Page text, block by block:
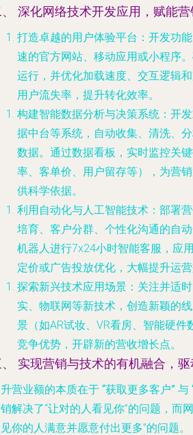
深化网络技术开发应用，赋能
打造卓越的用户体验平台 ：开发功
速的官方网站、移动应用或小程序
运行，并优化加载速度、交互逻辑
用户流失率，提升转化效率。
构建智能数据分析与决策系统 ：开
据中台等系统，自动收集、清洗、
数据。通过数据看板，实时监控关
率、客单价、用户留存等），为营
供科学依据。
利用自动化与人工智能技术 ：部署
培育、客户分群、个性化沟通的自
机器人进行7x24小时智能客服，应
定价或广告投放优化，大幅提升运营
探索新兴技术应用场景 ：关注并适
实、物联网等新技术，创造新颖的
景（如AR试妆、VR看房、智能硬件
竞争优势，开辟新的营收增长点。
实现营销与技术的有机融合，
营业额的本质在于 “获取更多客户” 与
解决了“让对的人看见你”的问题，而
你的人满意并愿意付出更多”的问题。